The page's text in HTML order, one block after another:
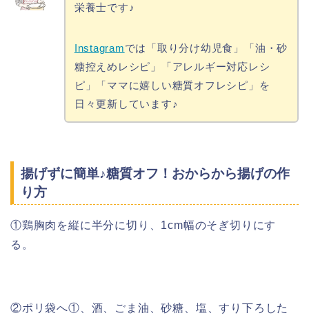
栄養士です♪
Instagramでは「取り分け幼児食」「油・砂
糖控えめレシピ」「アレルギー対応レシ
ピ」「ママに嬉しい糖質オフレシピ」を
日々更新しています♪
揚げずに簡単♪糖質オフ！おからから揚げの作
り方
①鶏胸肉を縦に半分に切り、1cm幅のそぎ切りにす
る。
②ポリ袋へ①、酒、ごま油、砂糖、塩、すり下ろした